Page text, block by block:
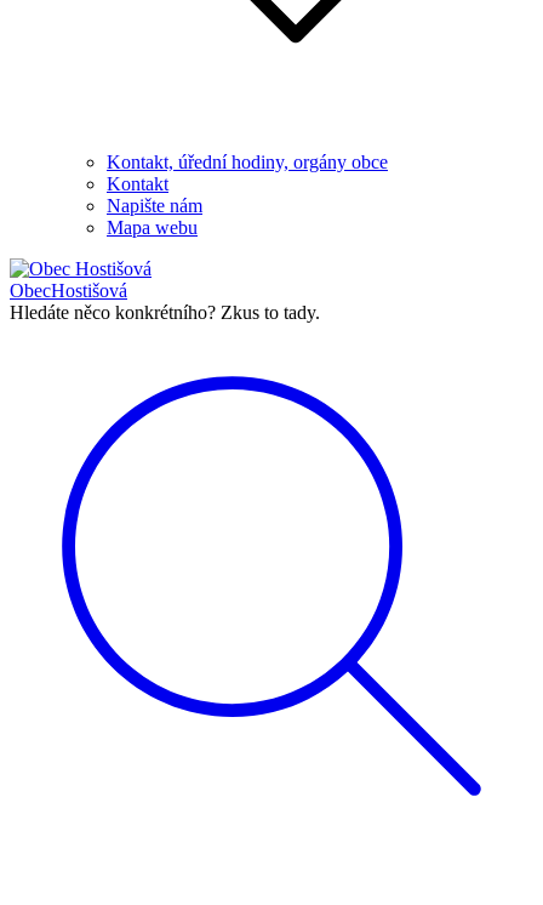
Kontakt, úřední hodiny, orgány obce
Kontakt
Napište nám
Mapa webu
ObecHostišová
Hledáte něco konkrétního? Zkus to tady.